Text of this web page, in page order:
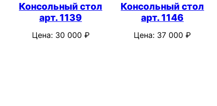
Консольный стол
арт. 1139
Цена: 30 000 ₽
Консольный стол
арт. 1146
Цена: 37 000₽